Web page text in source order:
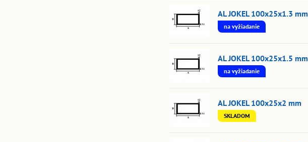
AL JOKEL 100x25x1.3 mm
na vyžiadanie
AL JOKEL 100x25x1.5 mm
na vyžiadanie
AL JOKEL 100x25x2 mm
SKLADOM